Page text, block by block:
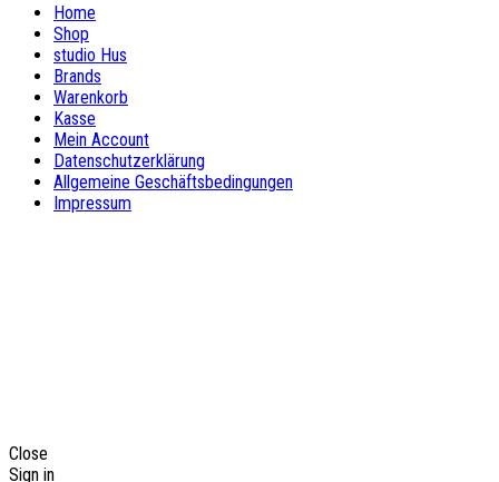
Home
Shop
studio Hus
Brands
Warenkorb
Kasse
Mein Account
Datenschutzerklärung
Allgemeine Geschäftsbedingungen
Impressum
Close
Sign in